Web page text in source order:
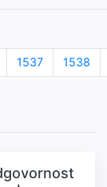
1537 1538